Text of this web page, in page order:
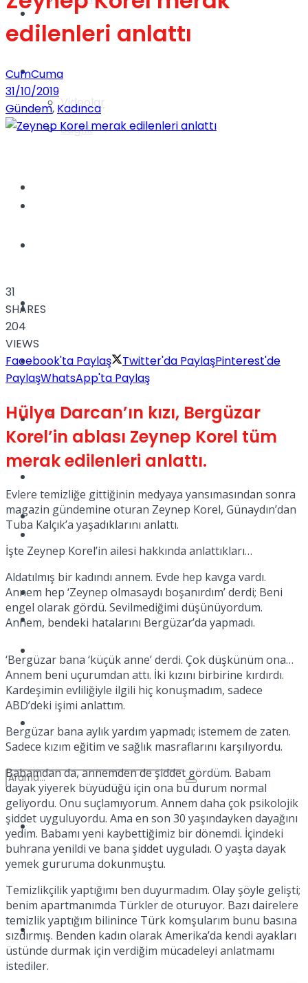
Videolar
Yaşam
Sağlık
TV
Kadınca
Türkiye
Müzik
Gündem
Yaşam
Sağlık
Dünya
Türkiye
Müzik
Tatil
Spor
No Result
View All Result
edilenleri anlattı
CumCuma
31/10/2019
Gündem, Kadınca
31
SHARES
204
VIEWS
Facebook'ta Paylaş
Twitter'da PaylaşPinterest'de
PaylaşWhatsApp'ta Paylaş
Hülya Darcan’ın kızı, Bergüzar
Korel’in ablası Zeynep Korel tüm
merak edilenleri anlattı.
Evlere temizliğe gittiğinin medyaya yansımasından sonra
magazin gündemine oturan Zeynep Korel, Günaydın’dan
Tuba Kalçık’a yaşadıklarını anlattı.
İşte Zeynep Korel’in ailesi hakkında anlattıkları…
Aldatılmış bir kadındı annem. Evde hep kavga vardı.
Annem hep ‘Zeynep olmasaydı boşanırdım’ derdi; Beni
engel olarak gördü. Sevilmediğimi düşünüyordum.
Annem, bendeki hatalarını Bergüzar’da yapmadı.
‘Bergüzar bana ‘küçük anne’ derdi. Çok düşkünüm ona…
Annem beni uçurumdan attı. İki kızını birbirine kırdırdı.
Kardeşimin evliliğiyle ilgili hiç konuşmadım, sadece
ABD’deki işimi anlattım.
Bergüzar bana aylık yardım yapmadı; istemem de zaten.
Sadece kızım eğitim ve sağlık masraflarını karşılıyordu.
Babamdan da, annemden de şiddet gördüm. Babam
dayak yiyerek büyüdüğü için ona bu durum normal
geliyordu. Onu suçlamıyorum. Annem daha çok psikolojik
şiddet uyguluyordu. Ama en son 30 yaşındayken dayağını
yedim. Babamı yeni kaybettiğimiz bir dönemdi. İçindeki
buhrana yenildi ve bana şiddet uyguladı. O yaşta dayak
yemek gururuma dokunmuştu.
Temizlikçilik yaptığımı ben duyurmadım. Olay şöyle gelişti;
benim apartmanımda Türkler de oturuyor. Bazı dairelere
temizlik yaptığım bilinince Türk komşularım bunu basına
sızdırmış. Benden kadın olarak Amerika’da kendi ayakları
üstünde durmak için verdiğim mücadeleyi anlatmamı
istediler.